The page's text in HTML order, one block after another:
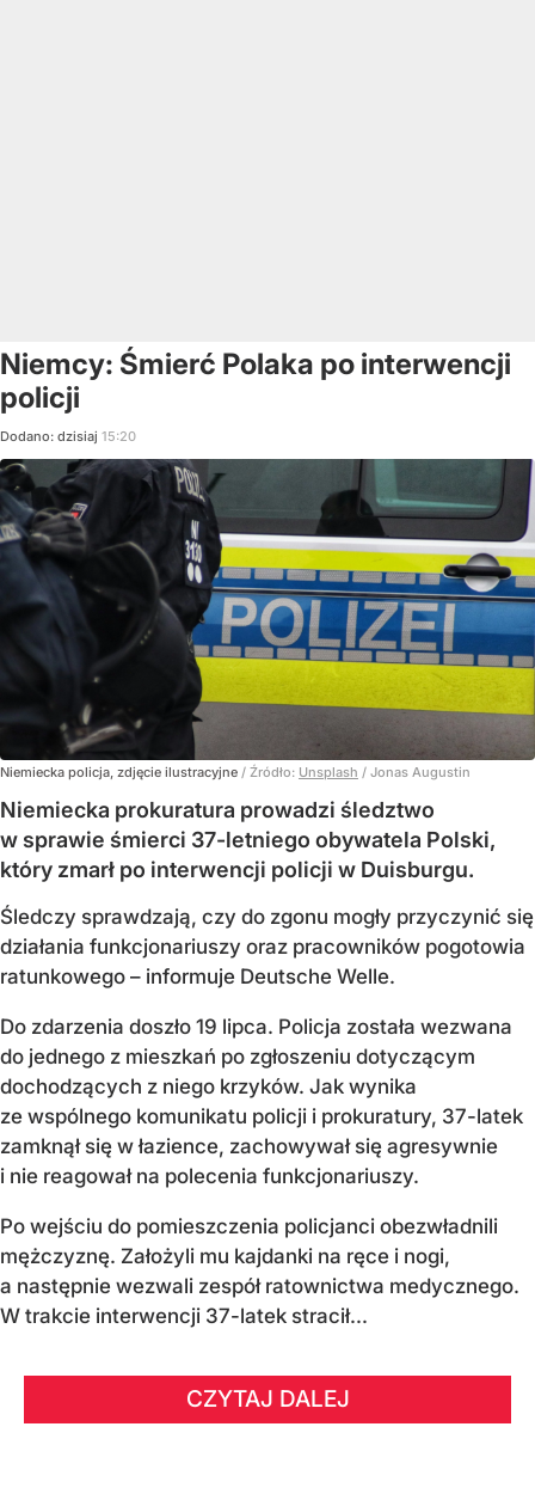
Niemcy: Śmierć Polaka po interwencji
policji
Dodano: dzisiaj 15:20
Niemiecka policja, zdjęcie ilustracyjne / Źródło: Unsplash / Jonas Augustin
Niemiecka prokuratura prowadzi śledztwo
w sprawie śmierci 37-letniego obywatela Polski,
który zmarł po interwencji policji w Duisburgu.
Śledczy sprawdzają, czy do zgonu mogły przyczynić się
działania funkcjonariuszy oraz pracowników pogotowia
ratunkowego – informuje Deutsche Welle.
Do zdarzenia doszło 19 lipca. Policja została wezwana
do jednego z mieszkań po zgłoszeniu dotyczącym
dochodzących z niego krzyków. Jak wynika
ze wspólnego komunikatu policji i prokuratury, 37-latek
zamknął się w łazience, zachowywał się agresywnie
i nie reagował na polecenia funkcjonariuszy.
Po wejściu do pomieszczenia policjanci obezwładnili
mężczyznę. Założyli mu kajdanki na ręce i nogi,
a następnie wezwali zespół ratownictwa medycznego.
W trakcie interwencji 37-latek stracił...
CZYTAJ DALEJ